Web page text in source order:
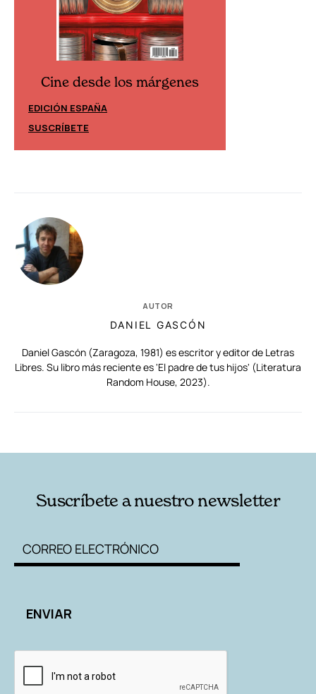
Cine desde los márgenes
EDICIÓN ESPAÑA
SUSCRÍBETE
AUTOR
DANIEL GASCÓN
Daniel Gascón (Zaragoza, 1981) es escritor y editor de Letras
Libres. Su libro más reciente es 'El padre de tus hijos' (Literatura
Random House, 2023).
Suscríbete a nuestro newsletter